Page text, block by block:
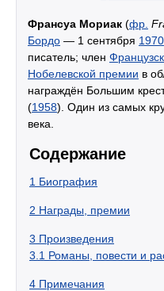
Франсуа Мориак (фр.
Бордо — 1 сентября 1970
писатель; член
Нобелевской премии в
награждён Большим
(1958). Один из самых
века.
Содержание
1 Биография
2 Награды, премии
3 Произведения
3.1 Романы, повести и
4 Примечания